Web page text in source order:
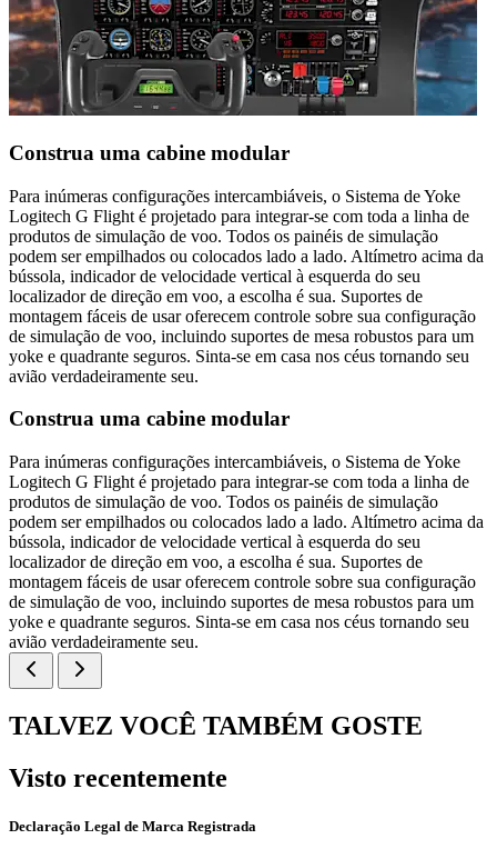
Construa uma cabine modular
Para inúmeras configurações intercambiáveis, o Sistema de Yoke
Logitech G Flight é projetado para integrar-se com toda a linha de
produtos de simulação de voo. Todos os painéis de simulação
podem ser empilhados ou colocados lado a lado. Altímetro acima da
bússola, indicador de velocidade vertical à esquerda do seu
localizador de direção em voo, a escolha é sua. Suportes de
montagem fáceis de usar oferecem controle sobre sua configuração
de simulação de voo, incluindo suportes de mesa robustos para um
yoke e quadrante seguros. Sinta-se em casa nos céus tornando seu
avião verdadeiramente seu.
Construa uma cabine modular
Para inúmeras configurações intercambiáveis, o Sistema de Yoke
Logitech G Flight é projetado para integrar-se com toda a linha de
produtos de simulação de voo. Todos os painéis de simulação
podem ser empilhados ou colocados lado a lado. Altímetro acima da
bússola, indicador de velocidade vertical à esquerda do seu
localizador de direção em voo, a escolha é sua. Suportes de
montagem fáceis de usar oferecem controle sobre sua configuração
de simulação de voo, incluindo suportes de mesa robustos para um
yoke e quadrante seguros. Sinta-se em casa nos céus tornando seu
avião verdadeiramente seu.
TALVEZ VOCÊ TAMBÉM GOSTE
Visto recentemente
Declaração Legal de Marca Registrada